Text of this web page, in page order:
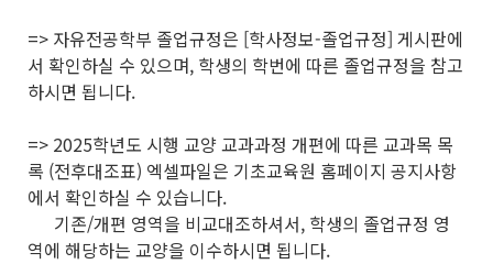
=> 자유전공학부 졸업규정은 [학사정보-졸업규정] 게시판에
서 확인하실 수 있으며, 학생의 학번에 따른 졸업규정을 참고
하시면 됩니다.
=> 2025학년도 시행 교양 교과과정 개편에 따른 교과목 목
록 (전후대조표) 엑셀파일은 기초교육원 홈페이지 공지사항
에서 확인하실 수 있습니다.
기존/개편 영역을 비교대조하셔서, 학생의 졸업규정 영
역에 해당하는 교양을 이수하시면 됩니다.